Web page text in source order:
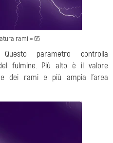
rami = 65
parametro controlla
fulmine. Più alto è il valore
dei rami e più ampia l'area